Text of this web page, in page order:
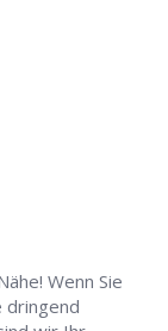
Wenn Sie
dringend